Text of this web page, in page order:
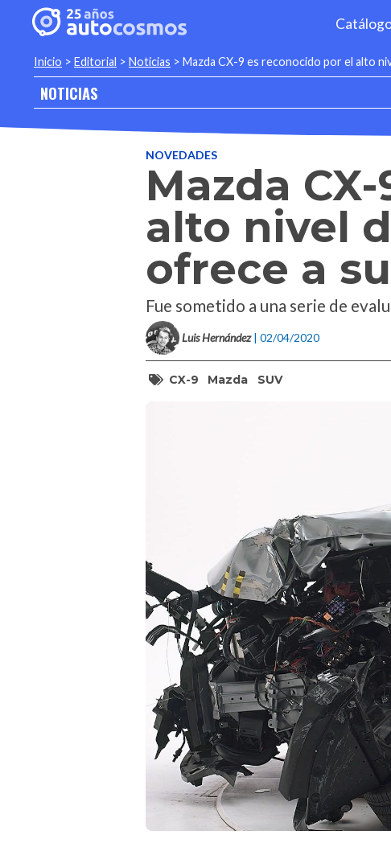
Inicio > Editorial > Noticias > Mazda CX-9 es reconocido por el alto
NOTICIAS
NOVEDADES
Mazda
alto nivel
ofrece a
Fue sometido a una serie de
Luis Hernández | 02/04/2020
CX-9 Mazda SUV